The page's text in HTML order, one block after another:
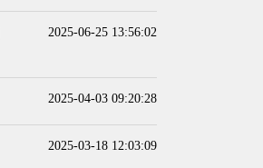
2025-06-25 13:56:02
2025-04-03 09:20:28
2025-03-18 12:03:09